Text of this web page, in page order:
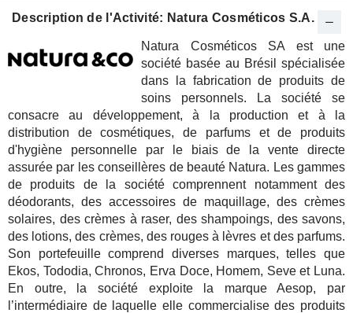
Description de l'Activité: Natura Cosméticos S.A.
Natura Cosméticos SA est une
société basée au Brésil spécialisée
dans la fabrication de produits de
soins personnels. La société se
consacre au développement, à la production et à la
distribution de cosmétiques, de parfums et de produits
d'hygiène personnelle par le biais de la vente directe
assurée par les conseillères de beauté Natura. Les gammes
de produits de la société comprennent notamment des
déodorants, des accessoires de maquillage, des crèmes
solaires, des crèmes à raser, des shampoings, des savons,
des lotions, des crèmes, des rouges à lèvres et des parfums.
Son portefeuille comprend diverses marques, telles que
Ekos, Tododia, Chronos, Erva Doce, Homem, Seve et Luna.
En outre, la société exploite la marque Aesop, par
l’intermédiaire de laquelle elle commercialise des produits